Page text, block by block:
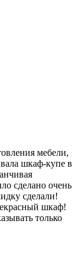
мебели,
шкаф-купе в
сделано очень
сделали!
шкаф!
только